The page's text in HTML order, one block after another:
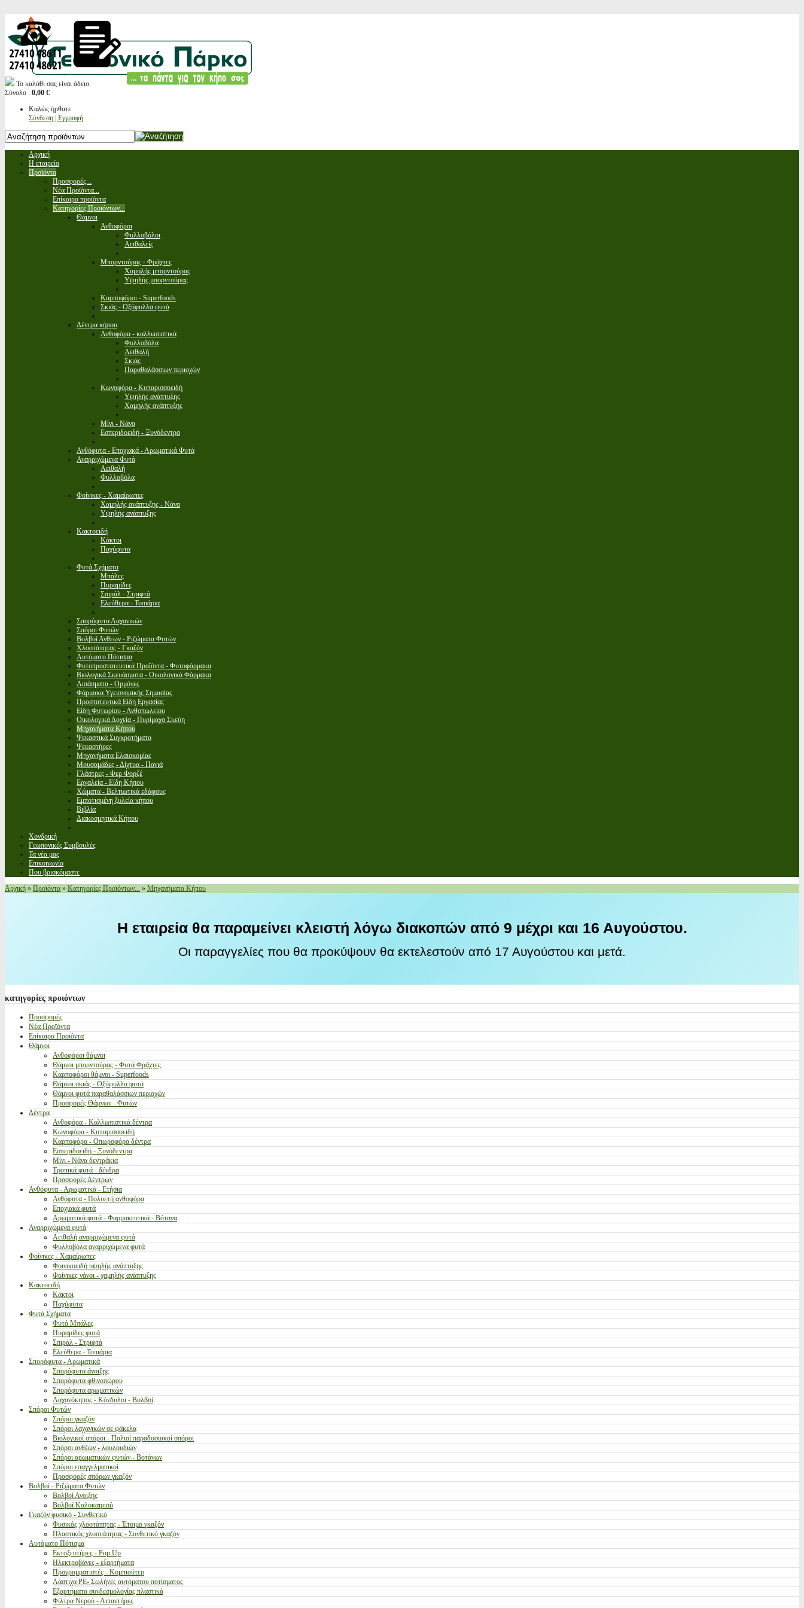
Το καλάθι σας είναι άδειο.
Σύνολο : 0,00 €
Καλώς ήρθατε
Σύνδεση | Εγγραφή
Αρχική
Η εταιρεία
Προϊόντα
Προσφορές...
Νέα Προϊόντα...
Επίκαιρα προϊόντα
Κατηγορίες Προϊόντων...
Θάμνοι
Ανθοφόροι
Φυλλοβόλοι
Αειθαλείς
Μπορντούρας - Φράχτες
Χαμηλής μπορντούρας
Υψηλής μπορντούρας
Καρποφόροι - Superfoods
Σκιάς - Οξύφυλλα φυτά
Δέντρα κήπου
Ανθοφόρα - καλλωπιστικά
Φυλλοβόλα
Αειθαλή
Σκιάς
Παραθαλάσσιων περιοχών
Κωνοφόρα - Κυπαρισσοειδή
Υψηλής ανάπτυξης
Χαμηλής ανάπτυξης
Μίνι - Νάνα
Εσπεριδοειδή - Ξυνόδεντρα
Ανθόφυτα - Εποχιακά - Αρωματικά Φυτά
Αναρριχώμενα Φυτά
Αειθαλή
Φυλλοβόλα
Φοίνικες - Χαμαίρωπες
Χαμηλής ανάπτυξης - Νάνα
Υψηλής ανάπτυξης
Κακτοειδή
Κάκτοι
Παχύφυτα
Φυτά Σχήματα
Μπάλες
Πυραμίδες
Σπιράλ - Στριφτά
Ελεύθερα - Τοπιάρια
Σπορόφυτα Λαχανικών
Σπόροι Φυτών
Βολβοί Ανθεων - Ριζώματα Φυτών
Χλοοτάπητας - Γκαζόν
Αυτόματο Πότισμα
Φυτοπροστατευτικά Προϊόντα - Φυτοφάρμακα
Βιολογικά Σκευάσματα - Οικολογικά Φάρμακα
Λιπάσματα - Ορμόνες
Φάρμακα Υγειονομικής Σημασίας
Προστατευτικά Είδη Εργασίας
Είδη Φυτωρίου - Ανθοπωλείου
Οικολογικά Δοχεία - Πυρίμαχα Σκεύη
Μηχανήματα Κήπου
Ψεκαστικά Συγκροτήματα
Ψεκαστήρες
Μηχανήματα Ελαιοκομίας
Μουσαμάδες - Δίχτυα - Πανιά
Γλάστρες - Φερ Φορζέ
Εργαλεία - Είδη Κήπου
Χώματα - Βελτιωτικά εδάφους
Εμποτισμένη ξυλεία κήπου
Βιβλία
Διακοσμητικά Κήπου
Χονδρική
Γεωπονικές Συμβουλές
Τα νέα μας
Επικοινωνία
Που βρισκόμαστε
Αρχική » Προϊόντα » Κατηγορίες Προϊόντων... » Μηχανήματα Κήπου
Η εταιρεία θα παραμείνει κλειστή λόγω διακοπών από 9 μέχρι και 16 Αυγούστου.
Οι παραγγελίες που θα προκύψουν θα εκτελεστούν από 17 Αυγούστου και μετά.
κατηγορίες προιόντων
Προσφορές
Νέα Προϊόντα
Επίκαιρα Προϊόντα
Θάμνοι
Ανθοφόροι θάμνοι
Θάμνοι μπορντούρας - Φυτά Φράχτες
Καρποφόροι θάμνοι - Superfoods
Θάμνοι σκιάς - Οξύφυλλα φυτά
Θάμνοι φυτά παραθαλάσσιων περιοχών
Προσφορές Θάμνων - Φυτών
Δέντρα
Ανθοφόρα - Καλλωπιστικά δέντρα
Κωνοφόρα - Κυπαρισσοειδή
Καρποφόρα - Οπωροφόρα δέντρα
Εσπεριδοειδή - Ξυνόδεντρα
Μίνι - Νάνα δεντράκια
Τροπικά φυτά - δένδρα
Προσφορές Δέντρων
Ανθόφυτα - Αρωματικά - Ετήσια
Ανθόφυτα - Πολυετή ανθοφόρα
Εποχιακά φυτά
Αρωματικά φυτά - Φαρμακευτικά - Βότανα
Αναρριχώμενα φυτά
Αειθαλή αναρριχώμενα φυτά
Φυλλοβόλα αναρριχώμενα φυτά
Φοίνικες - Χαμαίρωπες
Φοινικοειδή υψηλής ανάπτυξης
Φοίνικες νάνοι - χαμηλής ανάπτυξης
Κακτοειδή
Κάκτοι
Παχύφυτα
Φυτά Σχήματα
Φυτά Μπάλες
Πυραμίδες φυτά
Σπιράλ - Στριφτά
Ελεύθερα - Τοπιάρια
Σπορόφυτα - Αρωματικά
Σπορόφυτα άνοιξης
Σπορόφυτα φθινοπώρου
Σπορόφυτα αρωματικών
Λαχανόκηπος - Κόνδυλοι - Βολβοί
Σπόροι Φυτών
Σπόροι γκαζόν
Σπόροι λαχανικών σε φάκελα
Βιολογικοί σπόροι - Παλιοί παραδοσιακοί σπόροι
Σπόροι ανθέων - λουλουδιών
Σπόροι αρωματικών φυτών - Βοτάνων
Σπόροι επαγγελματικοί
Προσφορές σπόρων γκαζόν
Βολβοί - Ριζώματα Φυτών
Βολβοί Ανοιξης
Βολβοί Καλοκαιριού
Γκαζόν φυσικό - Συνθετικό
Φυσικός χλοοτάπητας - Έτοιμο γκαζόν
Πλαστικός χλοοτάπητας - Συνθετικό γκαζόν
Αυτόματο Πότισμα
Εκτοξευτήρες - Pop Up
Ηλεκτροβάνες - εξαρτήματα
Προγραμματιστές - Κομπιούτερ
Λάστιχα PE- Σωλήνες αυτόματου ποτίσματος
Εξαρτήματα συνδεσμολογίας πλαστικά
Φίλτρα Νερού - Λιπαντήρες